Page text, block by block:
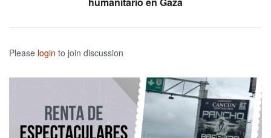
Please login to join discussion